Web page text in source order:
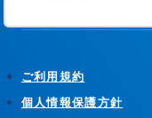
ご利用規約
個人情報保護方針